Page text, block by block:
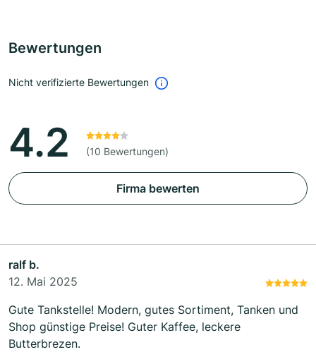
Bewertungen
Nicht verifizierte Bewertungen
4.2 (10 Bewertungen)
Firma bewerten
ralf b.
12. Mai 2025
Gute Tankstelle! Modern, gutes Sortiment, Tanken und
Shop günstige Preise! Guter Kaffee, leckere
Butterbrezen.